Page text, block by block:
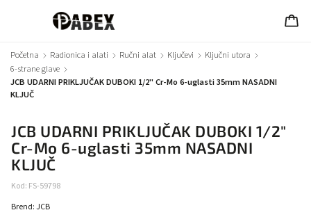
Početna / Radionica i alati / Ručni alat / Ključevi / Ključni utora /
6-strane glave /
JCB UDARNI PRIKLJUČAK DUBOKI 1/2" Cr-Mo 6-uglasti 35mm NASADNI
KLJUČ
JCB UDARNI PRIKLJUČAK DUBOKI 1/2"
Cr-Mo 6-uglasti 35mm NASADNI
KLJUČ
Kod: FS-59798
Brend:JCB